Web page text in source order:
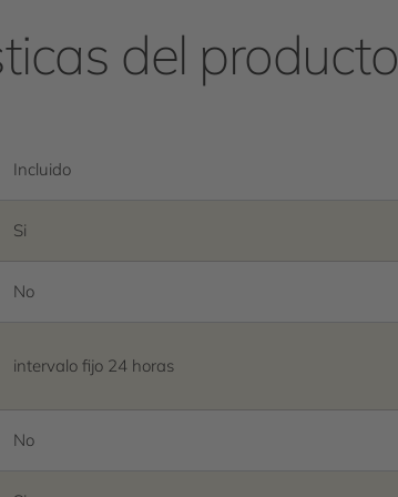
del producto
Incluido
Si
No
intervalo fijo 24 horas
No